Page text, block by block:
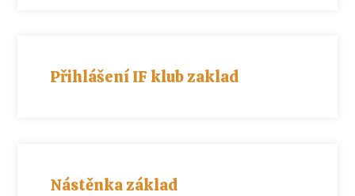
Přihlášení IF klub zaklad
Nástěnka základ